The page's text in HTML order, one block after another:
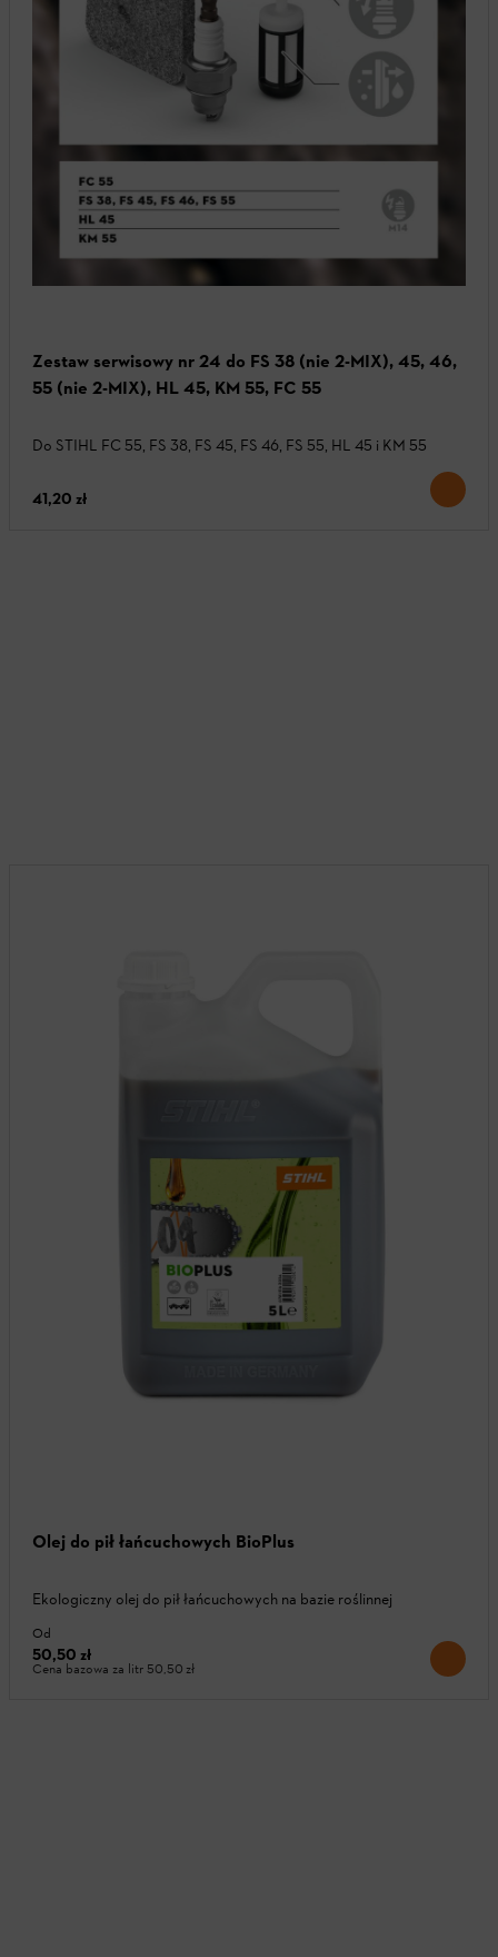
Zestaw serwisowy nr 24 do FS 38 (nie 2-MIX), 45, 46,
55 (nie 2-MIX), HL 45, KM 55, FC 55
Do STIHL FC 55, FS 38, FS 45, FS 46, FS 55, HL 45 i KM 55
41,20 zł
Olej do pił łańcuchowych BioPlus
Ekologiczny olej do pił łańcuchowych na bazie roślinnej
Od
50,50 zł
Cena bazowa za litr50,50 zł